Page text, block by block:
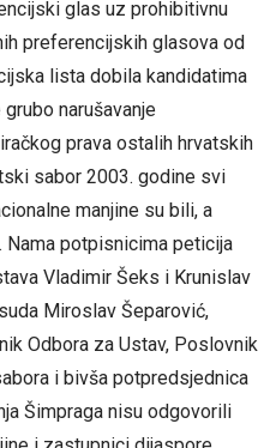
glas uz prohibitivnu
preferencijskih glasova od
lista dobila kandidatima
narušavanje
prava ostalih hrvatskih
sabor 2003. godine svi
manjine su bili, a
Nama potpisnicima peticija
Vladimir Šeks i Krunislav
Miroslav Šeparović,
Odbora za Ustav, Poslovnik
i bivša potpredsjednica
Šimpraga nisu odgovorili